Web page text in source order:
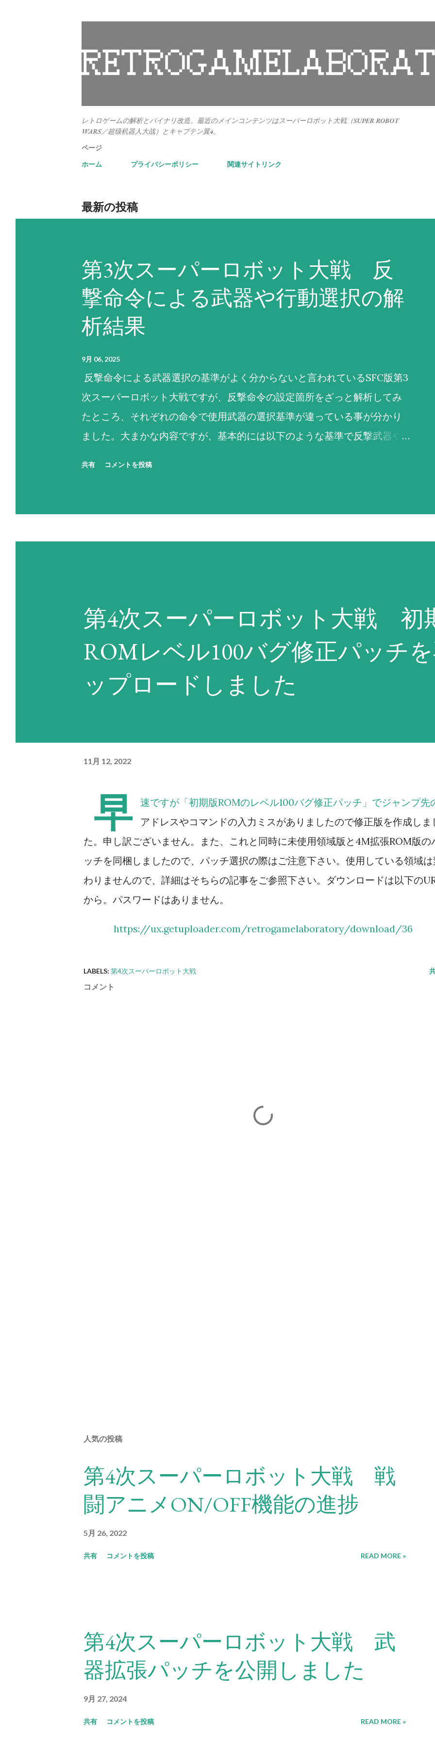
レトロゲームの解析とバイナリ改造。最近のメインコンテンツはスーパーロボット大戦（SUPER ROBOT
WARS／超级机器人大战）とキャプテン翼4。
ページ
ホーム
プライバシーポリシー 関連サイトリンク
最新の投稿
第3次スーパーロボット大戦 反
撃命令による武器や行動選択の解
析結果
9月 06, 2025
反撃命令による武器選択の基準がよく分からないと言われているSFC版第3
次スーパーロボット大戦ですが、反撃命令の設定箇所をざっと解析してみ
たところ、それぞれの命令で使用武器の選択基準が違っている事が分かり
ました。大まかな内容ですが、基本的には以下のような基準で反撃武器や
中率がゼロになる場合は、次に威力が高く命中率が1%以上ある武器を選択
ない場合は反撃不能扱いとなる。原則として武器選択の際に相手の残りHP
は考慮しないため、反撃相手のHPが仮に残り1であろうとも最強の武器で反
撃する。前述の通り、敵軍やNPCは原則としてこの命令が設定されている
を適用した数値）が低いユニットは威力重視の武器で反撃される事が多
は、相手が一撃で倒せる場合は命中率が1%以上ある最強の武器を選択。但
し、その武器の残弾が残り1だったり、その武器を使用してもう一度使用で
上あり、かつ残弾が残り2以上か現在のENで二回以上使用できるEN消費武
器を選択するという思考を繰り返す（EN消費武器に関してはたまに例外あ
り）。どうしようもない場合は弾切れ、またはEN枯渇にならない命中率が
ゼロの現在選択できる最強の武器を選択する。これに合致する武器がない
場合は反撃不能扱いになる（そのため、条件を成立させれば弾切れでなく
ともパイロットが弾切れの台詞を吐く姿を拝める）弾切れや射程外からの
共有 コメントを投稿
第4次スーパーロボット大戦 初
ROMレベル100バグ修正パッチ
ップロードしました
11月 12, 2022
早
速ですが「初期版ROMのレベル100バグ修正パッチ」でジャンプ先
アドレスやコマンドの入力ミスがありましたので修正版を作成しま
た。申し訳ございません。また、これと同時に未使用領域版と4M拡張ROM版の
ッチを同梱しましたので、パッチ選択の際はご注意下さい。使用している領域
わりませんので、詳細はそちらの記事をご参照下さい。ダウンロードは以下の
から。パスワードはありません。
https://ux.getuploader.com/retrogamelaboratory/download/36
LABELS: 第4次スーパーロボット大戦
コメント
人気の投稿
第4次スーパーロボット大戦 戦
闘アニメON/OFF機能の進捗
5月 26, 2022
共有 コメントを投稿 READ MORE »
第4次スーパーロボット大戦 武
器拡張パッチを公開しました
9月 27, 2024
共有 コメントを投稿 READ MORE »